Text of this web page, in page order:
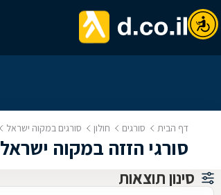
דף הבית סורגים חולון סורגים במקוה ישראל
סורגי הזזה במקוה ישראל
סינון תוצאות